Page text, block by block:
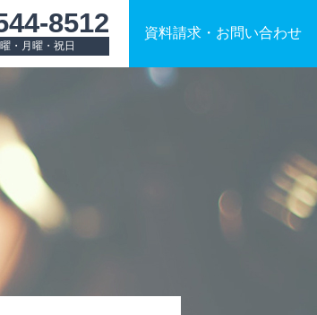
8512
・月曜・祝日
資料請求 ・ お問い合わせ